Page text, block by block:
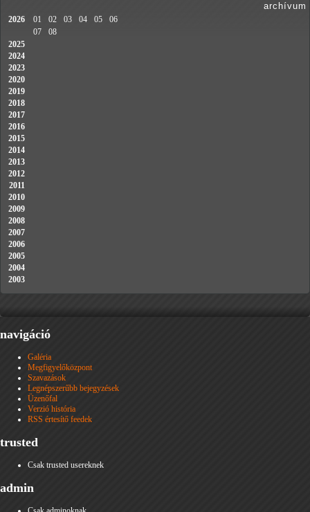
archívum
2026 01 02 03 04 05
06
07
08
2025
2024
2023
2020
2019
2018
2017
2016
2015
2014
2013
2012
2011
2010
2009
2008
2007
2006
2005
2004
2003
navigáció
Galéria
Megfigyelőközpont
Szavazások
Legnépszerűbb bejegyzések
Üzenőfal
Verzió história
RSS értesítő feedek
trusted
Csak trusted usereknek
admin